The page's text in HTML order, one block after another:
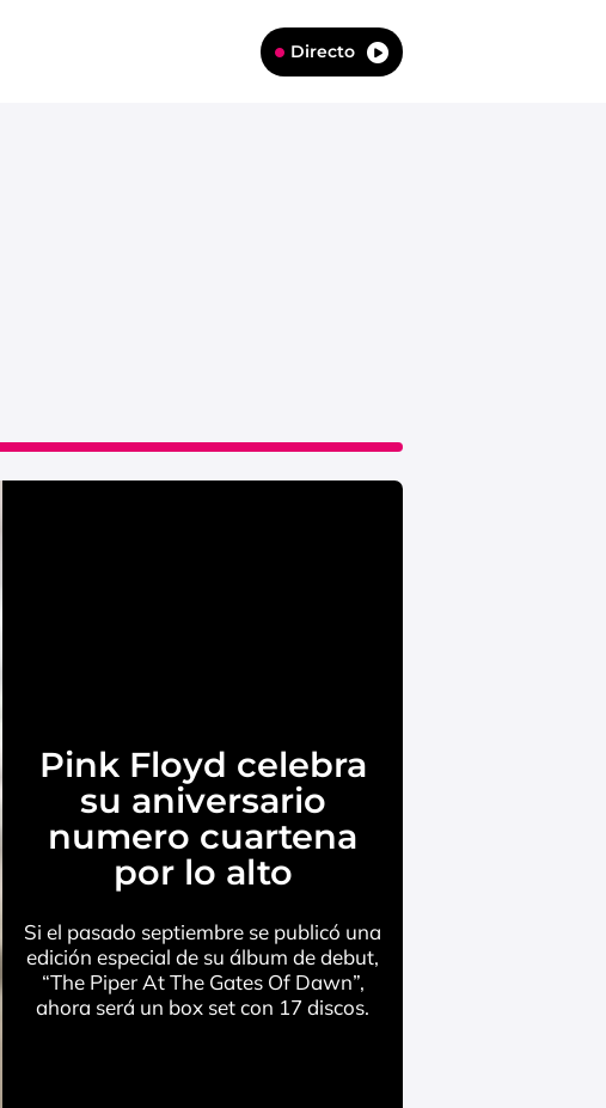
Directo
Pink Floyd celebra
su aniversario
numero cuartena
por lo alto
Si el pasado septiembre se publicó una
edición especial de su álbum de debut,
“The Piper At The Gates Of Dawn”,
ahora será un box set con 17 discos.